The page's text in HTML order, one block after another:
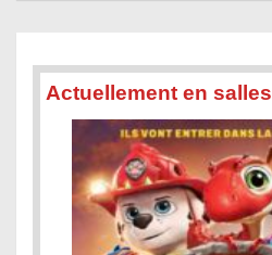
Actuellement en salles